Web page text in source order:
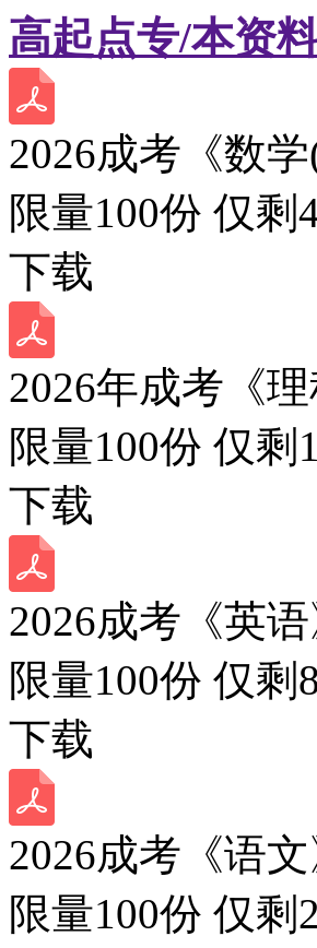
高起点专/本资
2026成考《数
限量100份 仅剩
下载
2026年成考《
限量100份 仅剩 1
下载
2026成考《英
限量100份 仅剩 8
下载
2026成考《语
限量100份 仅剩 2